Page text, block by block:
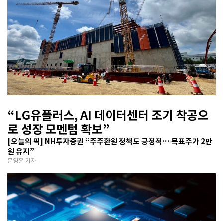
“LG유플러스, AI 데이터센터 조기 착공으
로 성장 모멘텀 확보”
[오늘의 픽] NH투자증권 “주주환원 정책도 긍정적… 목표주가 2만
원 유지”
문영훈 기자